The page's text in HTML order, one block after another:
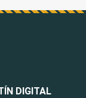
DIGITAL